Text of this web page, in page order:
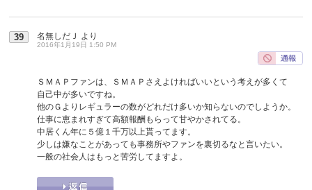
39 名無しだＪ より
2016年1月19日 1:50 PM
ＳＭＡＰファンは、ＳＭＡＰさえよければいいという考えが多くて
自己中が多いですね。
他のＧよりレギュラーの数がどれだけ多いか知らないのでしようか。
仕事に恵まれすぎて高額報酬もらって甘やかされてる。
中居くん年に５億１千万以上貰ってます。
少しは嫌なことがあっても事務所やファンを裏切るなと言いたい。
一般の社会人はもっと苦労してますよ。